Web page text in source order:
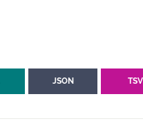
JSON TSV